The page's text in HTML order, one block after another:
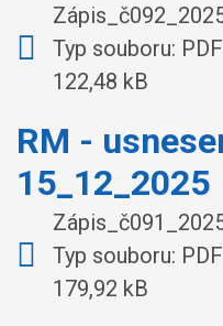
Typ souboru:
122,48 kB
RM -
15_12_2025
Typ souboru:
179,92 kB